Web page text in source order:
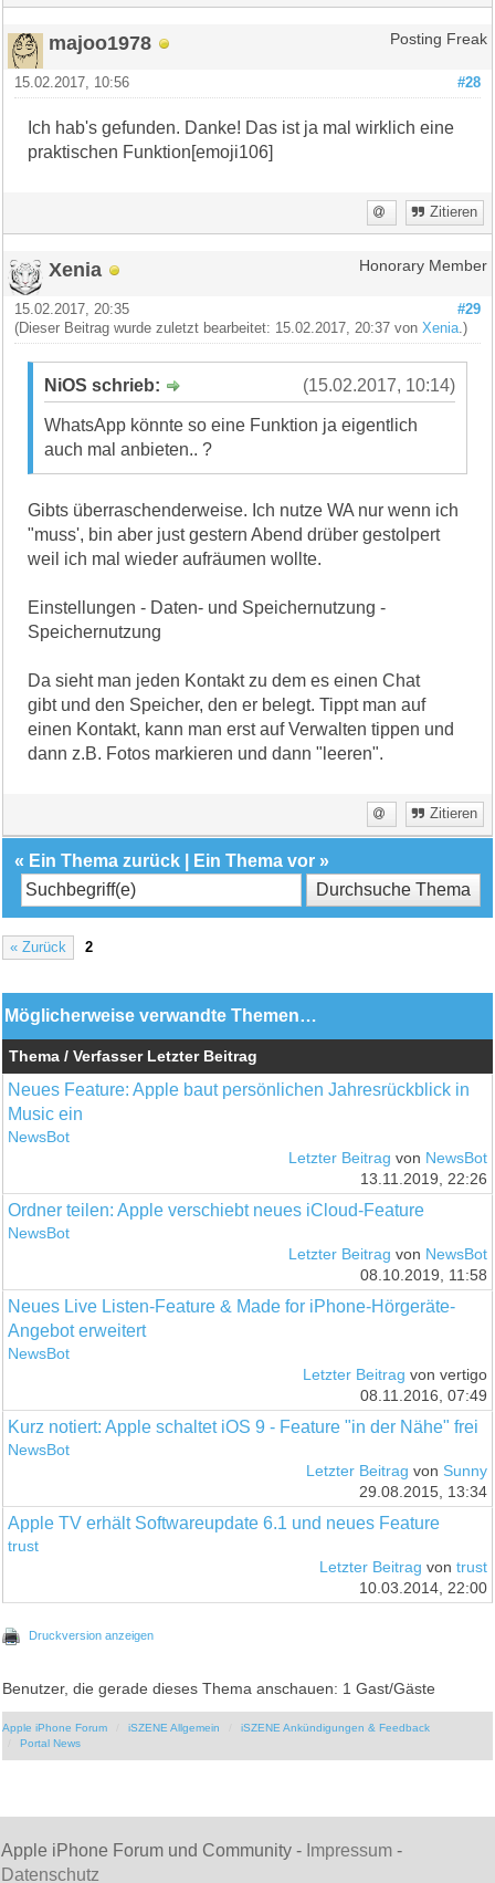
majoo1978 Posting Freak
#28
15.02.2017, 10:56
Ich hab's gefunden. Danke! Das ist ja mal wirklich eine
praktischen Funktion[emoji106]
Zitieren
Xenia Honorary Member
#29
15.02.2017, 20:35
(Dieser Beitrag wurde zuletzt bearbeitet: 15.02.2017, 20:37 vonXenia.)
(15.02.2017, 10:14)
NiOS schrieb:
WhatsApp könnte so eine Funktion ja eigentlich
auch mal anbieten.. ?
Gibts überraschenderweise. Ich nutze WA nur wenn ich
"muss', bin aber just gestern Abend drüber gestolpert
weil ich mal wieder aufräumen wollte.
Einstellungen - Daten- und Speichernutzung -
Speichernutzung
Da sieht man jeden Kontakt zu dem es einen Chat
gibt und den Speicher, den er belegt. Tippt man auf
einen Kontakt, kann man erst auf Verwalten tippen und
dann z.B. Fotos markieren und dann "leeren".
Zitieren
« Ein Thema zurück Ein Thema vor »
« Zurück 2
Möglicherweise verwandte Themen…
Thema / Verfasser Letzter Beitrag
Neues Feature: Apple baut persönlichen Jahresrückblick in
Music ein
NewsBot
Letzter Beitrag von NewsBot
13.11.2019, 22:26
Ordner teilen: Apple verschiebt neues iCloud-Feature
NewsBot
Letzter Beitrag von NewsBot
08.10.2019, 11:58
Neues Live Listen-Feature & Made for iPhone-Hörgeräte-
Angebot erweitert
NewsBot
Letzter Beitrag von vertigo
08.11.2016, 07:49
Kurz notiert: Apple schaltet iOS 9 - Feature "in der Nähe" frei
NewsBot
Letzter Beitrag von Sunny
29.08.2015, 13:34
Apple TV erhält Softwareupdate 6.1 und neues Feature
trust
Letzter Beitrag von trust
10.03.2014, 22:00
Druckversion anzeigen
Benutzer, die gerade dieses Thema anschauen: 1 Gast/Gäste
Apple iPhone Forum iSZENE Allgemein
iSZENE Ankündigungen & Feedback
Portal News
Apple iPhone Forum und Community - Impressum -
Datenschutz